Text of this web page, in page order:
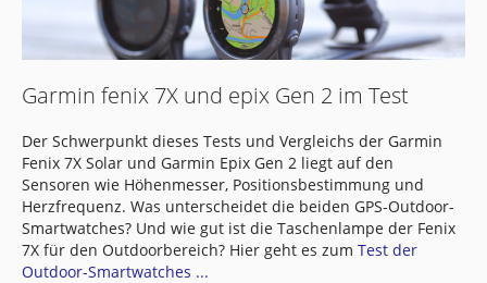
Garmin fenix 7X und epix Gen 2 im Test
Der Schwerpunkt dieses Tests und Vergleichs der Garmin
Fenix 7X Solar und Garmin Epix Gen 2 liegt auf den
Sensoren wie Höhenmesser, Positionsbestimmung und
Herzfrequenz. Was unterscheidet die beiden GPS-Outdoor-
Smartwatches? Und wie gut ist die Taschenlampe der Fenix
7X für den Outdoorbereich? Hier geht es zum Test der
Outdoor-Smartwatches ...